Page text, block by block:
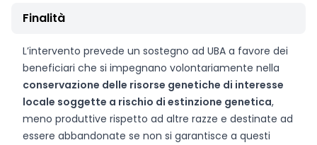
Finalità
L’intervento prevede un sostegno ad UBA a favore dei
beneficiari che si impegnano volontariamente nella
conservazione delle risorse genetiche di interesse
locale soggette a rischio di estinzione genetica,
meno produttive rispetto ad altre razze e destinate ad
essere abbandonate se non si garantisce a questi